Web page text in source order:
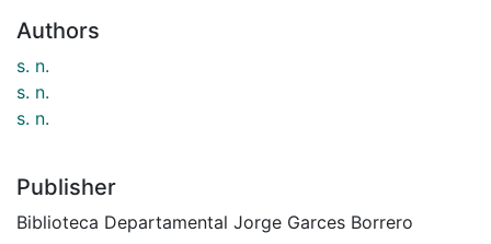
Authors
s. n.
s. n.
s. n.
Publisher
Biblioteca Departamental Jorge Garces Borrero